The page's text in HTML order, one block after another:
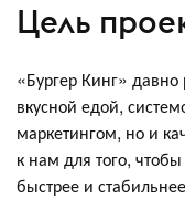
Цель
«Бургер Кинг» давно
вкусной едой,
маркетингом, но и
к нам для того,
быстрее и